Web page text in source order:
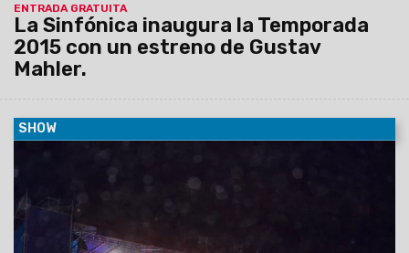
ENTRADA GRATUITA
La Sinfónica inaugura la Temporada
2015 con un estreno de Gustav
Mahler.
SHOW
09/03/2015
albergó a más de 10 mil jóvenes que se hicieron presentes
para disfrutar la final del programa federal "Maravillosa
Música".